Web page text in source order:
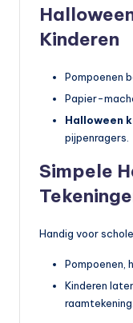
Kinderen
Pompoenen
Papier-
Halloween
pijpenragers.
Simpele
Handig voor
Pompoenen,
Kinderen
raamtekening.